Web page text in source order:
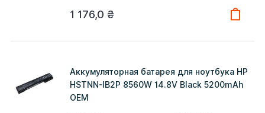
1 176,0 ₴
Аккумуляторная батарея для ноутбука HP
HSTNN-IB2P 8560W 14.8V Black 5200mAh
OEM